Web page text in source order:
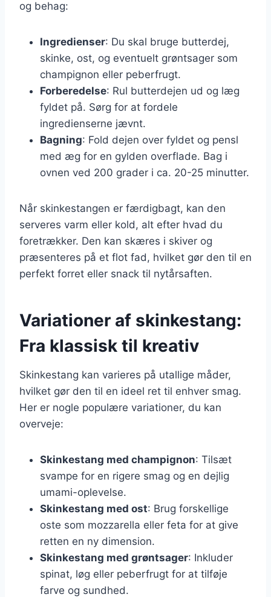
og behag:
Ingredienser: Du skal bruge butterdej,
skinke, ost, og eventuelt grøntsager som
champignon eller peberfrugt.
Forberedelse: Rul butterdejen ud og læg
fyldet på. Sørg for at fordele
ingredienserne jævnt.
Bagning: Fold dejen over fyldet og pensl
med æg for en gylden overflade. Bag i
ovnen ved 200 grader i ca. 20-25 minutter.
Når skinkestangen er færdigbagt, kan den
serveres varm eller kold, alt efter hvad du
foretrækker. Den kan skæres i skiver og
præsenteres på et flot fad, hvilket gør den til en
perfekt forret eller snack til nytårsaften.
Variationer af skinkestang:
Fra klassisk til kreativ
Skinkestang kan varieres på utallige måder,
hvilket gør den til en ideel ret til enhver smag.
Her er nogle populære variationer, du kan
overveje:
Skinkestang med champignon: Tilsæt
svampe for en rigere smag og en dejlig
umami-oplevelse.
Skinkestang med ost: Brug forskellige
oste som mozzarella eller feta for at give
retten en ny dimension.
Skinkestang med grøntsager: Inkluder
spinat, løg eller peberfrugt for at tilføje
farve og sundhed.